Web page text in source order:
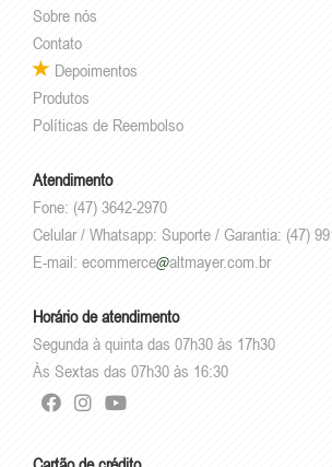
Sobre nós
Contato
Depoimentos
Produtos
Políticas de Reembolso
Atendimento
Fone: (47) 3642-2970
Celular / Whatsapp: Suporte / Garantia: (47)
E-mail: ecommerce altmayer.com.br
Horário de atendimento
Segunda à quinta das 07h30 às 17h30
Às Sextas das 07h30 às 16:30